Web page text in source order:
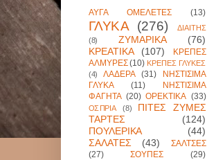
ΑΥΓΑ ΟΜΕΛΕΤΕΣ (13)
ΓΛΥΚΑ (276)
ΔΙΑΙΤΗΣ
(8)
ΖΥΜΑΡΙΚΑ
(76)
ΚΡΕΑΤΙΚΑ
(107)
ΚΡΕΠΕΣ
ΑΛΜΥΡΕΣ (10) ΚΡΕΠΕΣ ΓΛΥΚΕΣ
(4)
ΛΑΔΕΡΑ (31)
ΝΗΣΤΙΣΙΜΑ
ΓΛΥΚΑ
(11)
ΝΗΣΤΙΣΙΜΑ
ΦΑΓΗΤΑ (20) ΟΡΕΚΤΙΚΑ (33)
ΟΣΠΡΙΑ (8)
ΠΙΤΕΣ ΖΥΜΕΣ
ΤΑΡΤΕΣ
(124)
ΠΟΥΛΕΡΙΚΑ
(44)
ΣΑΛΑΤΕΣ
(43)
ΣΑΛΤΣΕΣ
(27)
ΣΟΥΠΕΣ
(29)